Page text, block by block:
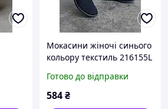
Мокасини жіночі синього
кольору текстиль 216155L
Готово до відправки
584₴